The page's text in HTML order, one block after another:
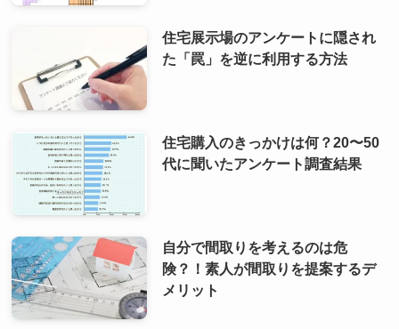
住宅展示場のアンケートに隠され
た「罠」を逆に利用する方法
住宅購入のきっかけは何？20〜50
代に聞いたアンケート調査結果
自分で間取りを考えるのは危
険？！素人が間取りを提案するデ
メリット